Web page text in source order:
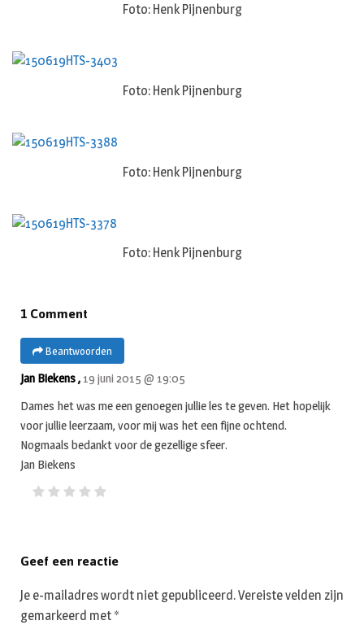
Foto: Henk Pijnenburg
Foto: Henk Pijnenburg
Foto: Henk Pijnenburg
Foto: Henk Pijnenburg
1 Comment
Beantwoorden
Jan Biekens , 19 juni 2015 @ 19:05
Dames het was me een genoegen jullie les te geven. Het hopelijk
voor jullie leerzaam, voor mij was het een fijne ochtend.
Nogmaals bedankt voor de gezellige sfeer.
Jan Biekens
Geef een reactie
Je e-mailadres wordt niet gepubliceerd.Vereiste velden zijn
gemarkeerd met *